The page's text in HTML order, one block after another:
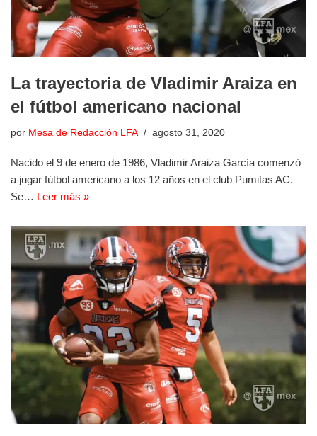
La trayectoria de Vladimir Araiza en
el fútbol americano nacional
por Mesa de Redacción LFA agosto 31, 2020
Nacido el 9 de enero de 1986, Vladimir Araiza García comenzó
a jugar fútbol americano a los 12 años en el club Pumitas AC.
Se… Leer más »